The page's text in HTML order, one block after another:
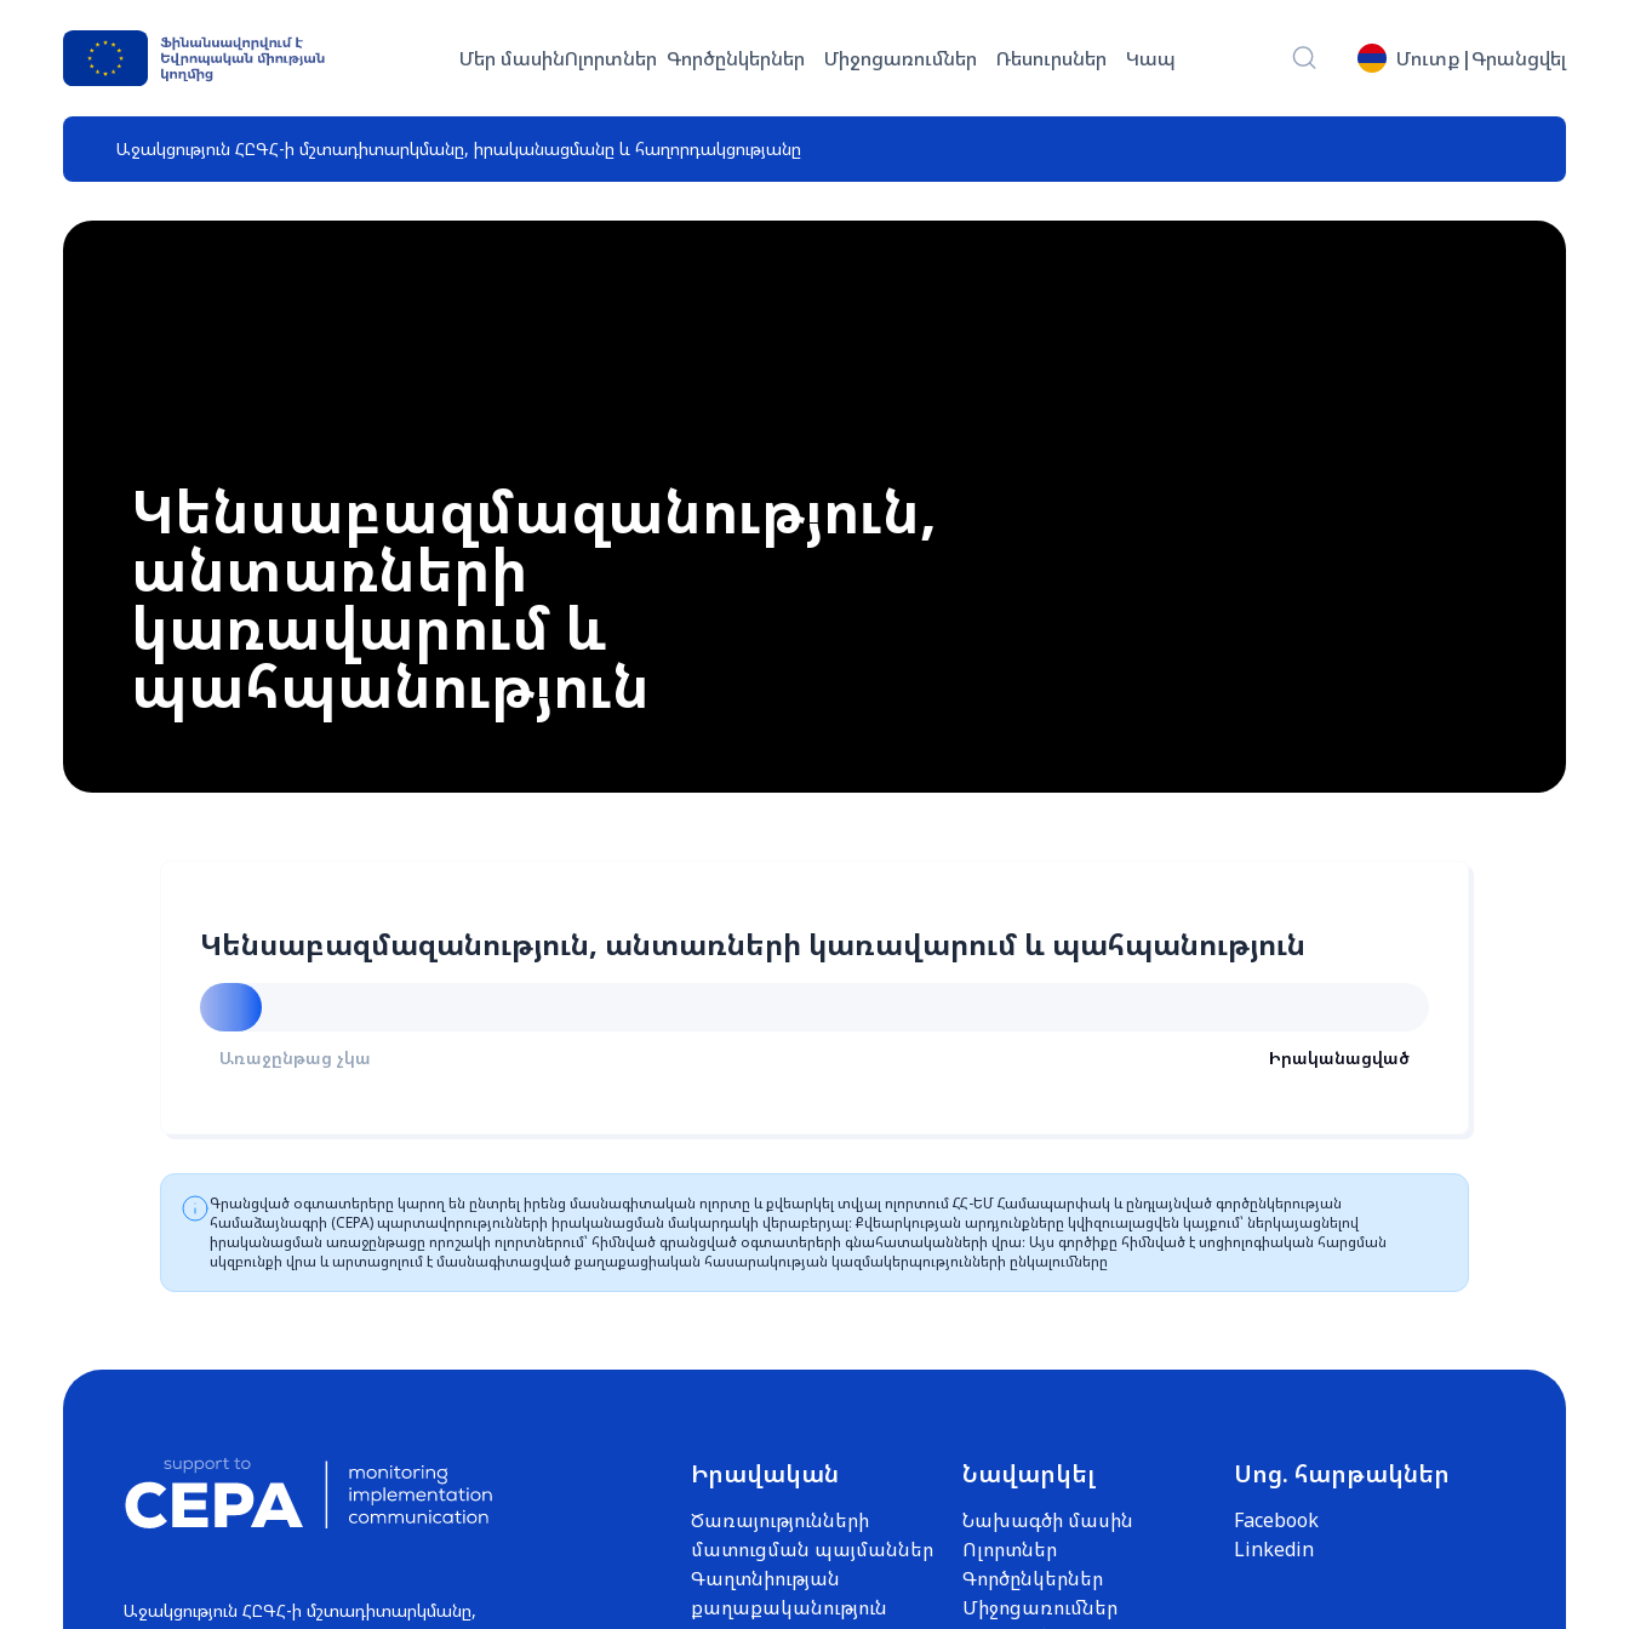
Մեր մասինՈլորտներ Գործընկերներ Միջոցառումներ Ռեսուրսներ Կապ Մուտք |Գրանցվել
Աջակցություն ՀԸԳՀ-ի մշտադիտարկմանը, իրականացմանը և հաղորդակցությանը
Կենսաբազմազանություն,
անտառների
կառավարում և
պահպանություն
Կենսաբազմազանություն, անտառների կառավարում և պահպանություն
Առաջընթաց չկա Իրականացված
Գրանցված օգտատերերը կարող են ընտրել իրենց մասնագիտական ոլորտը և քվեարկել տվյալ ոլորտում ՀՀ-ԵՄ Համապարփակ և ընդլայնված գործընկերության
համաձայնագրի (CEPA) պարտավորությունների իրականացման մակարդակի վերաբերյալ։ Քվեարկության արդյունքները կվիզուալացվեն կայքում՝ ներկայացնելով
իրականացման առաջընթացը որոշակի ոլորտներում՝ հիմնված գրանցված օգտատերերի գնահատականների վրա։ Այս գործիքը հիմնված է սոցիոլոգիական հարցման
սկզբունքի վրա և արտացոլում է մասնագիտացված քաղաքացիական հասարակության կազմակերպությունների ընկալումները
Աջակցություն ՀԸԳՀ-ի մշտադիտարկմանը,
Իրավական
Ծառայությունների
մատուցման պայմաններ
Գաղտնիության
քաղաքականություն
Նավարկել
Նախագծի մասին
Ոլորտներ
Գործընկերներ
Միջոցառումներ
Սոց. հարթակներ
Facebook
Linkedin